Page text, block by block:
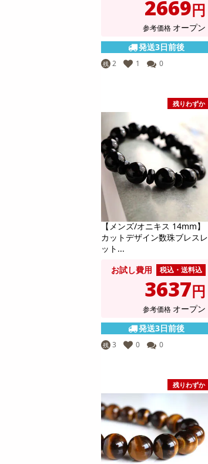
2669円
参考価格 オープン
発送3日前後
残 2 1 0
残りわずか
【メンズ/オニキス 14mm】
カットデザイン数珠ブレスレ
ット...
お試し費用
税込・送料込
3637円
参考価格 オープン
発送3日前後
残 3 0 0
残りわずか